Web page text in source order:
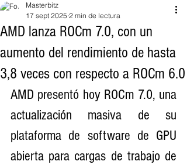
AMD lanza ROCm 7.0, con un
aumento del rendimiento de hasta
3,8 veces con respecto a ROCm 6.0
Masterbitz
17 sept 2025 2 min de lectura
AMD presentó hoy ROCm 7.0, una
actualización masiva de su
plataforma de software de GPU
abierta para cargas de trabajo de